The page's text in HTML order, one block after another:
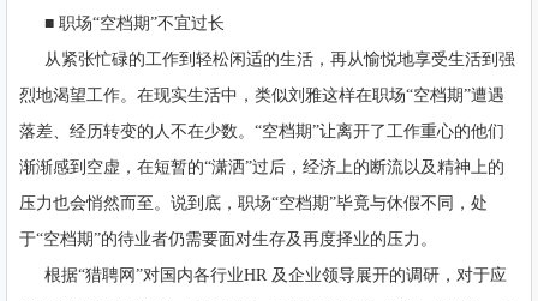
■ 职场“空档期”不宜过长
从紧张忙碌的工作到轻松闲适的生活，再从愉悦地享受生活到强
烈地渴望工作。在现实生活中，类似刘雅这样在职场“空档期”遭遇
落差、经历转变的人不在少数。“空档期”让离开了工作重心的他们
渐渐感到空虚，在短暂的“潇洒”过后，经济上的断流以及精神上的
压力也会悄然而至。说到底，职场“空档期”毕竟与休假不同，处
于“空档期”的待业者仍需要面对生存及再度择业的压力。
根据“猎聘网”对国内各行业HR 及企业领导展开的调研，对于应